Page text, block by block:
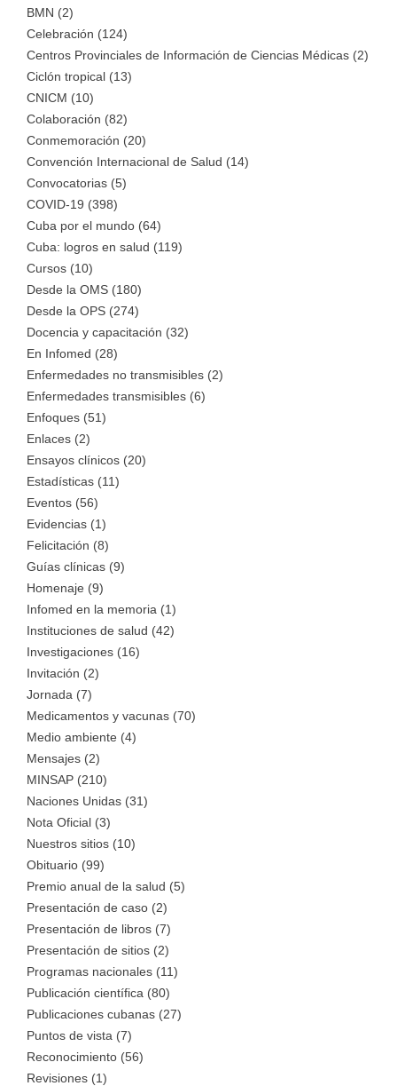
BMN (2)
Celebración (124)
Centros Provinciales de Información de Ciencias Médicas (2)
Ciclón tropical (13)
CNICM (10)
Colaboración (82)
Conmemoración (20)
Convención Internacional de Salud (14)
Convocatorias (5)
COVID-19 (398)
Cuba por el mundo (64)
Cuba: logros en salud (119)
Cursos (10)
Desde la OMS (180)
Desde la OPS (274)
Docencia y capacitación (32)
En Infomed (28)
Enfermedades no transmisibles (2)
Enfermedades transmisibles (6)
Enfoques (51)
Enlaces (2)
Ensayos clínicos (20)
Estadísticas (11)
Eventos (56)
Evidencias (1)
Felicitación (8)
Guías clínicas (9)
Homenaje (9)
Infomed en la memoria (1)
Instituciones de salud (42)
Investigaciones (16)
Invitación (2)
Jornada (7)
Medicamentos y vacunas (70)
Medio ambiente (4)
Mensajes (2)
MINSAP (210)
Naciones Unidas (31)
Nota Oficial (3)
Nuestros sitios (10)
Obituario (99)
Premio anual de la salud (5)
Presentación de caso (2)
Presentación de libros (7)
Presentación de sitios (2)
Programas nacionales (11)
Publicación científica (80)
Publicaciones cubanas (27)
Puntos de vista (7)
Reconocimiento (56)
Revisiones (1)